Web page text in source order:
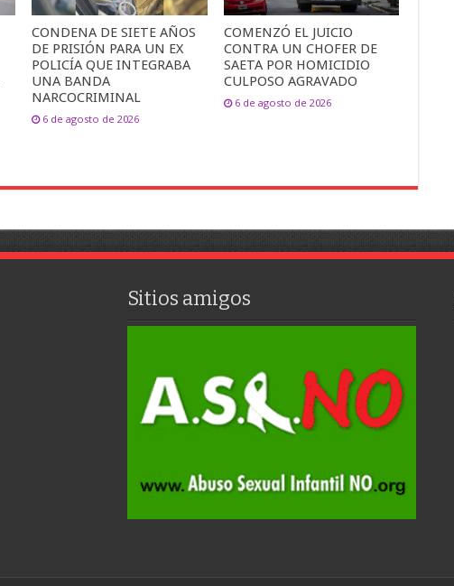
CONDENA DE SIETE AÑOS
DE PRISIÓN PARA UN EX
POLICÍA QUE INTEGRABA
UNA BANDA
NARCOCRIMINAL
6 de agosto de 2026
COMENZÓ EL JUICIO
CONTRA UN CHOFER DE
SAETA POR HOMICIDIO
CULPOSO AGRAVADO
6 de agosto de 2026
Sitios amigos